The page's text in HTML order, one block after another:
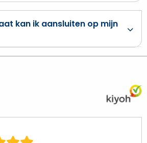
kan ik aansluiten op mijn